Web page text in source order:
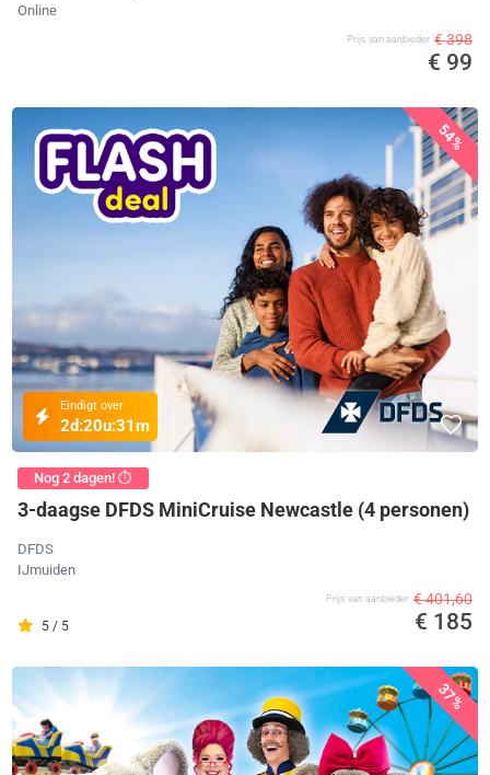
Online
Prijs van aanbieder € 398
€ 99
54%
Eindigt over
2d:20u:31m
Nog 2 dagen! ⏱️
3-daagse DFDS MiniCruise Newcastle (4 personen)
DFDS
IJmuiden
5 / 5
Prijs van aanbieder € 401,60
€ 185
37%